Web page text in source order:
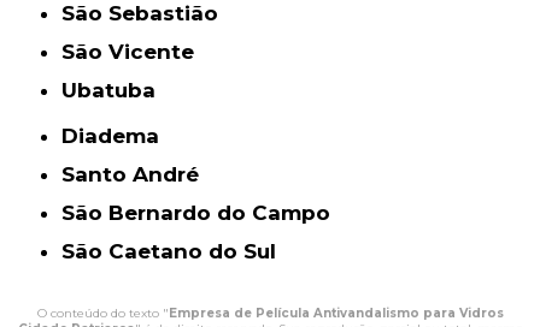
São Sebastião
São Vicente
Ubatuba
Diadema
Santo André
São Bernardo do Campo
São Caetano do Sul
O conteúdo do texto " Empresa de Película Antivandalismo para Vidros